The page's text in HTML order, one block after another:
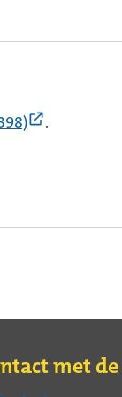
.
met